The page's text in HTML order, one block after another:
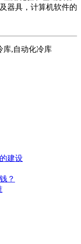
器具，计算机软件的
库,自动化冷库
建设
？